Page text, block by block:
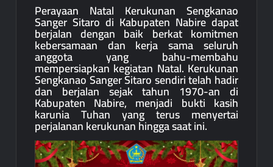
Perayaan Natal Kerukunan Sengkanao
Sanger Sitaro di Kabupaten Nabire dapat
berjalan dengan baik berkat komitmen
kebersamaan dan kerja sama seluruh
anggota yang bahu-membahu
mempersiapkan kegiatan Natal. Kerukunan
Sengkanao Sanger Sitaro sendiri telah hadir
dan berjalan sejak tahun 1970-an di
Kabupaten Nabire, menjadi bukti kasih
karunia Tuhan yang terus menyertai
perjalanan kerukunan hingga saat ini.